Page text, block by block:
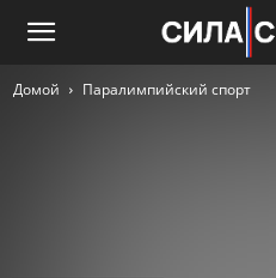
Домой Паралимпийский спорт